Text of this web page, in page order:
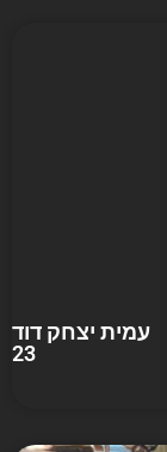
עמית יצחק דוד
23